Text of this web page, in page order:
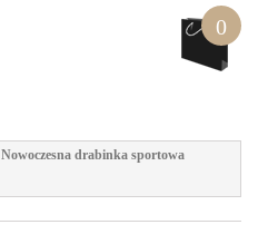
0
Nowoczesna drabinka sportowa